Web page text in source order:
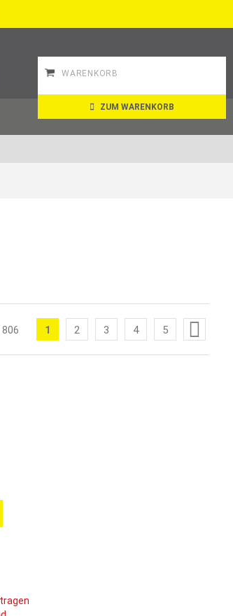
WARENKORB
ZUM WARENKORB
806 Sie
1 Seite
2 Seite
3 Seite
4 Seite
5